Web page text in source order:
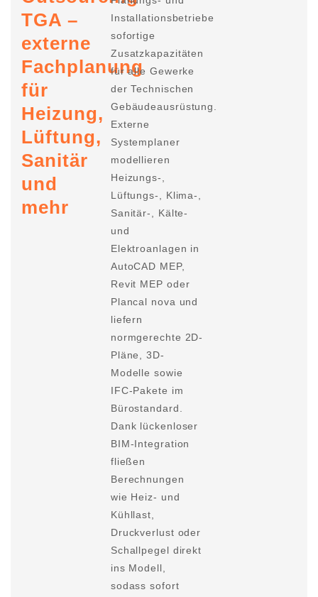
TGA –
externe
Fachplanung
für
Heizung,
Lüftung,
Sanitär
und
mehr
Installationsbetriebe
sofortige
Zusatzkapazitäten
für alle Gewerke
der Technischen
Gebäudeausrüstung.
Externe
Systemplaner
modellieren
Heizungs-,
Lüftungs-, Klima-,
Sanitär-, Kälte-
und
Elektroanlagen in
AutoCAD MEP,
Revit MEP oder
Plancal nova und
liefern
normgerechte 2D-
Pläne,3D-
Modelle sowie
IFC-Pakete im
Bürostandard.
Dank lückenloser
BIM-Integration
fließen
Berechnungen
wie Heiz- und
Kühllast,
Druckverlust oder
Schallpegel direkt
ins Modell,
sodass sofort